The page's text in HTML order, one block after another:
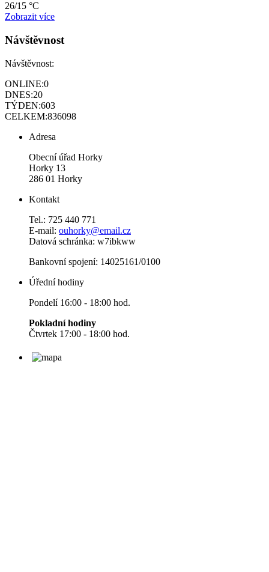
26/15 °C
Zobrazit více
Návštěvnost
Návštěvnost:
ONLINE:0
DNES:20
TÝDEN:603
CELKEM:836098
Adresa
Obecní úřad Horky
Horky 13
286 01 Horky
Kontakt
Tel.: 725 440 771
E-mail: ouhorky@email.cz
Datová schránka: w7ibkww
Bankovní spojení: 14025161/0100
Úřední hodiny
Pondelí 16:00 - 18:00 hod.
Pokladní hodiny
Čtvrtek 17:00 - 18:00 hod.